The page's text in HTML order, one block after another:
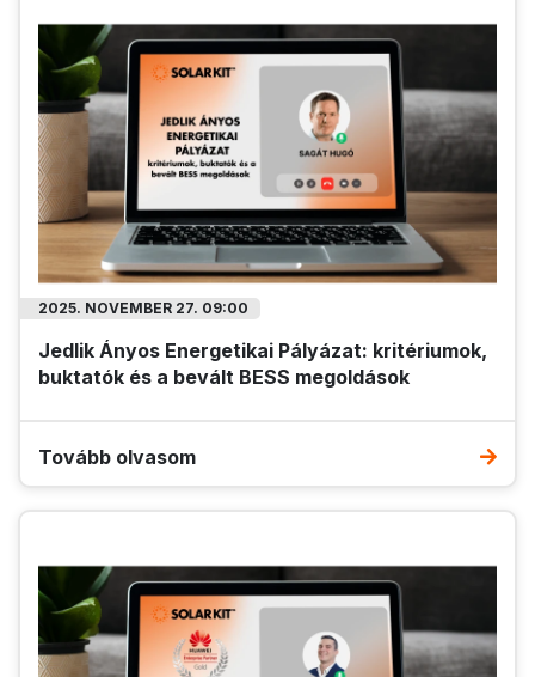
2025. NOVEMBER 27. 09:00
Jedlik Ányos Energetikai Pályázat: kritériumok,
buktatók és a bevált BESS megoldások
Tovább olvasom